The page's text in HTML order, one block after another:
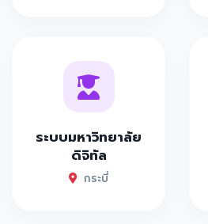
ระบบมหาวิทยาลัย
ดิจิทัล
กระบี่